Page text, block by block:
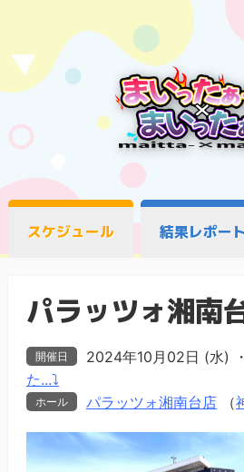
スケジュール 結果レポー
パラッツォ湘南
開催日 2024年10月02日 (水) ・
た...⤵
ホール パラッツォ湘南台店（